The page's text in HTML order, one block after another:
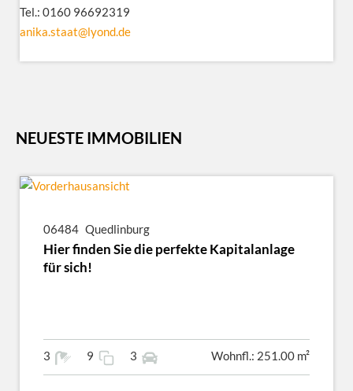
Tel.: 0160 96692319
anika.staat@lyond.de
NEUESTE IMMOBILIEN
06484 Quedlinburg
Hier finden Sie die perfekte Kapitalanlage
für sich!
3 9 3 Wohnfl.: 251.00 m²